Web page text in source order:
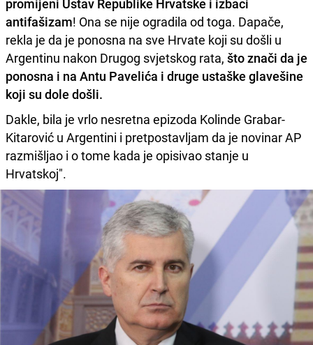
antifašizam! Ona se nije ogradila od toga. Dapače,
rekla je da je ponosna na sve Hrvate koji su došli u
Argentinu nakon Drugog svjetskog rata, što znači da je
ponosna i na Antu Pavelića i druge ustaške glavešine
koji su dole došli.
Dakle, bila je vrlo nesretna epizoda Kolinde Grabar-
Kitarović u Argentini i pretpostavljam da je novinar AP
razmišljao i o tome kada je opisivao stanje u
Hrvatskoj".